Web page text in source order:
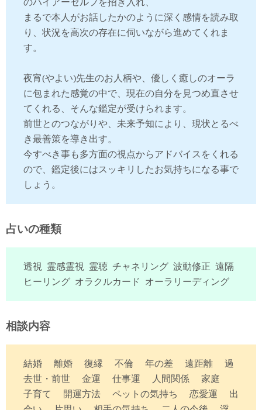
のハイアーセルフを招き入れ、
まるで本人がお話したかのように深く感情を読み取
り、状況を高次の存在に伺いながら進めてくれま
す。
夜宵(やよい)先生のお人柄や、優しく癒しのオーラ
に包まれた感覚の中で、現在の自分を見つめ直させ
てくれる、そんな鑑定が受けられます。
前世とのつながりや、未来予知により、現状とるべ
き最善策を導き出す。
今すべき事も多方面の視点からアドバイスをくれる
ので、鑑定後にはスッキリしたお気持ちになる事で
しょう。
占いの種類
透視 霊感霊視 霊聴 チャネリング 波動修正 遠隔
ヒーリング オラクルカード オーラリーディング
相談内容
結婚 離婚 復縁 不倫 年の差 遠距離 過
去世・前世 金運 仕事運 人間関係 家庭
子育て 開運方法 ペットの気持ち 恋愛運 出